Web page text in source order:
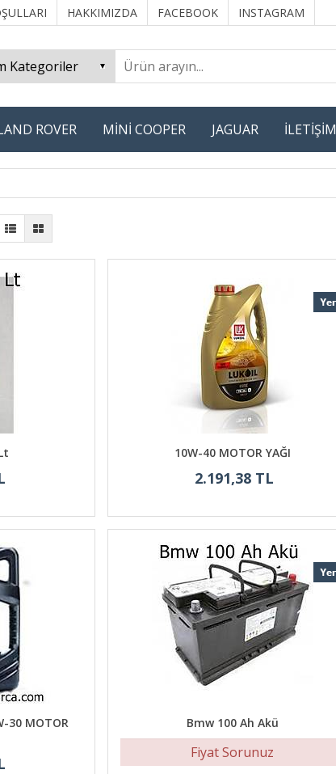
HAKKIMIZDA FACEBOOK INSTAGRAM
ROVER MİNİ COOPER JAGUAR İLETİŞİM
10W-40 MOTOR YAĞI
2.191,38 TL
30 MOTOR
Bmw 100 Ah Akü
Fiyat Sorunuz